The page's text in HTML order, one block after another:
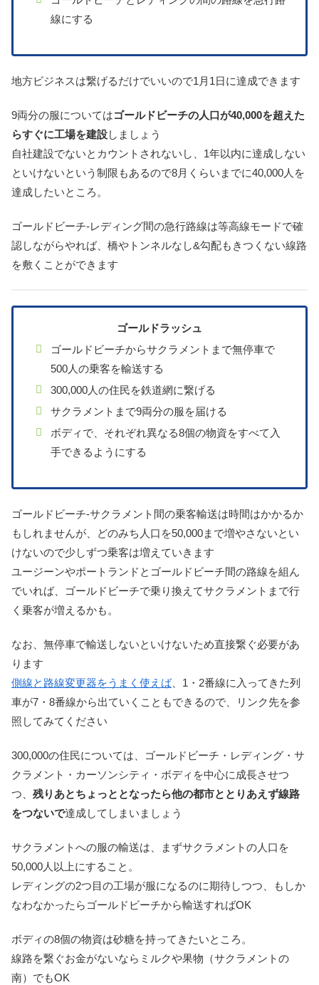
線にする
地方ビジネスは繋げるだけでいいので1月1日に達成できます
9両分の服についてはゴールドビーチの人口が40,000を超えた
らすぐに工場を建設しましょう
自社建設でないとカウントされないし、1年以内に達成しない
といけないという制限もあるので8月くらいまでに40,000人を
達成したいところ。
ゴールドビーチ-レディング間の急行路線は等高線モードで確
認しながらやれば、橋やトンネルなし&勾配もきつくない線路
を敷くことができます
ゴールドラッシュ
ゴールドビーチからサクラメントまで無停車で
500人の乗客を輸送する
300,000人の住民を鉄道網に繋げる
サクラメントまで9両分の服を届ける
ボディで、それぞれ異なる8個の物資をすべて入
手できるようにする
ゴールドビーチ-サクラメント間の乗客輸送は時間はかかるか
もしれませんが、どのみち人口を50,000まで増やさないとい
けないので少しずつ乗客は増えていきます
ユージーンやポートランドとゴールドビーチ間の路線を組ん
でいれば、ゴールドビーチで乗り換えてサクラメントまで行
く乗客が増えるかも。
なお、無停車で輸送しないといけないため直接繋ぐ必要があ
ります
側線と路線変更器をうまく使えば、1・2番線に入ってきた列
車が7・8番線から出ていくこともできるので、リンク先を参
照してみてください
300,000の住民については、ゴールドビーチ・レディング・サ
クラメント・カーソンシティ・ボディを中心に成長させつ
つ、 残りあとちょっととなったら他の都市ととりあえず線路
をつないで達成してしまいましょう
サクラメントへの服の輸送は、まずサクラメントの人口を
50,000人以上にすること。
レディングの2つ目の工場が服になるのに期待しつつ、もしか
なわなかったらゴールドビーチから輸送すればOK
ボディの8個の物資は砂糖を持ってきたいところ。
線路を繋ぐお金がないならミルクや果物（サクラメントの
南）でもOK